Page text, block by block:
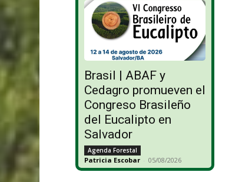
Brasil | ABAF y
Cedagro promueven el
Congreso Brasileño
del Eucalipto en
Salvador
Agenda Forestal
Patricia Escobar - 05/08/2026